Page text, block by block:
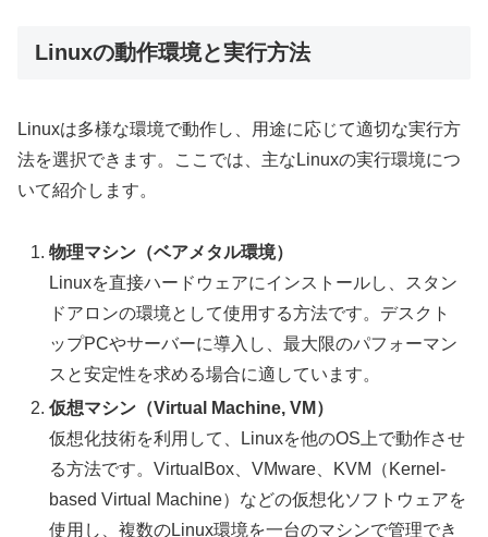
Linuxの動作環境と実行方法
Linuxは多様な環境で動作し、用途に応じて適切な実行方
法を選択できます。ここでは、主なLinuxの実行環境につ
いて紹介します。
物理マシン（ベアメタル環境）
Linuxを直接ハードウェアにインストールし、スタン
ドアロンの環境として使用する方法です。デスクト
ップPCやサーバーに導入し、最大限のパフォーマン
スと安定性を求める場合に適しています。
仮想マシン（Virtual Machine, VM）
仮想化技術を利用して、Linuxを他のOS上で動作させ
る方法です。VirtualBox、VMware、KVM（Kernel-
based Virtual Machine）などの仮想化ソフトウェアを
使用し、複数のLinux環境を一台のマシンで管理でき